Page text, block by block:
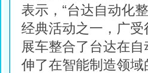
表示，“台达自动化
经典活动之一，广
展车整合了台达在
伸了在智能制造领